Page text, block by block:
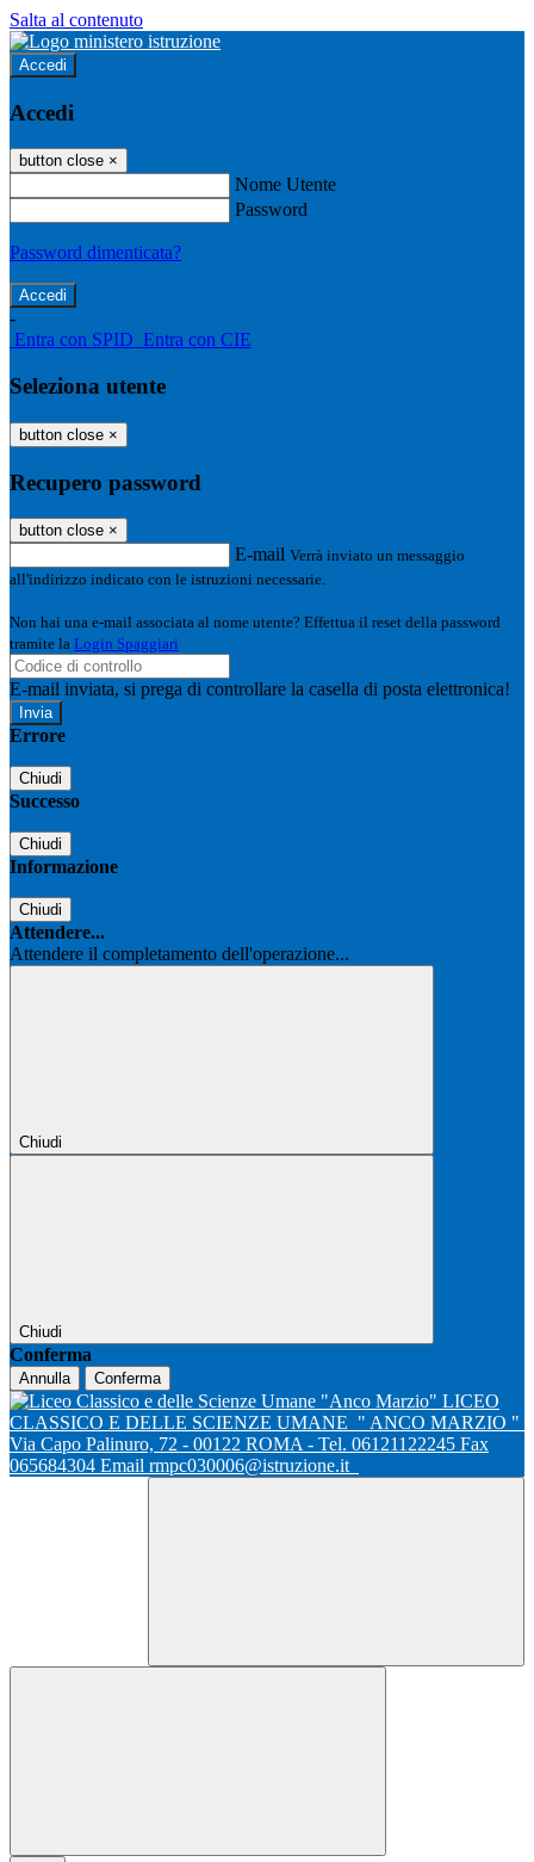
Salta al contenuto
Accedi
Accedi
button close ×
Nome Utente
Password
Password dimenticata?
-
Entra con SPID Entra con CIE
Seleziona utente
button close ×
Recupero password
button close ×
E-mail Verrà inviato un messaggio
all'indirizzo indicato con le istruzioni necessarie.
Non hai una e-mail associata al nome utente? Effettua il reset della password
tramite la Login Spaggiari
E-mail inviata, si prega di controllare la casella di posta elettronica!
Errore
Chiudi
Successo
Chiudi
Informazione
Chiudi
Attendere...
Attendere il completamento dell'operazione...
Chiudi
Chiudi
Conferma
Annulla Conferma
LICEO
CLASSICO E DELLE SCIENZE UMANE " ANCO MARZIO "
Via Capo Palinuro, 72 - 00122 ROMA - Tel. 06121122245 Fax
065684304 Email rmpc030006@istruzione.it